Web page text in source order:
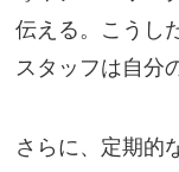
伝える。こうし
スタッフは自分
さらに、定期的